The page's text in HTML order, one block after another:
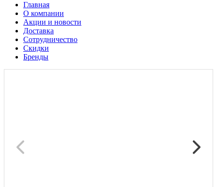
Главная
О компании
Акции и новости
Доставка
Сотрудничество
Скидки
Бренды